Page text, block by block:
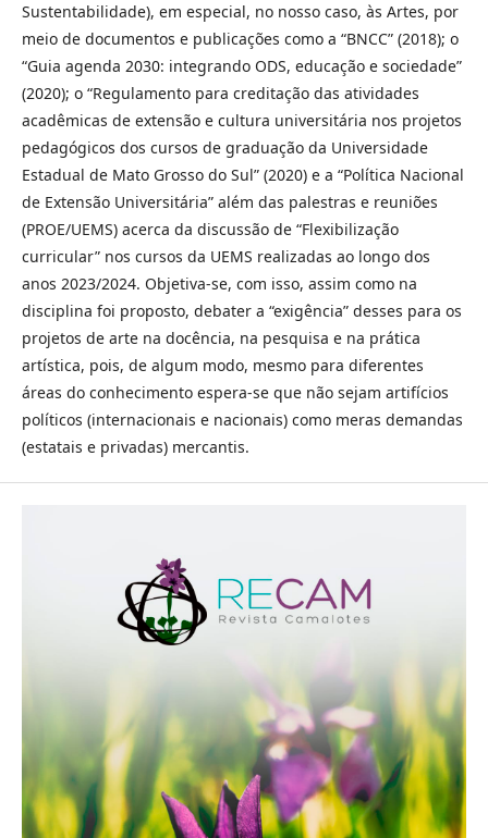
Sustentabilidade), em especial, no nosso caso, às Artes, por
meio de documentos e publicações como a “BNCC” (2018); o
“Guia agenda 2030: integrando ODS, educação e sociedade”
(2020); o “Regulamento para creditação das atividades
acadêmicas de extensão e cultura universitária nos projetos
pedagógicos dos cursos de graduação da Universidade
Estadual de Mato Grosso do Sul” (2020) e a “Política Nacional
de Extensão Universitária” além das palestras e reuniões
(PROE/UEMS) acerca da discussão de “Flexibilização
curricular” nos cursos da UEMS realizadas ao longo dos
anos 2023/2024. Objetiva-se, com isso, assim como na
disciplina foi proposto, debater a “exigência” desses para os
projetos de arte na docência, na pesquisa e na prática
artística, pois, de algum modo, mesmo para diferentes
áreas do conhecimento espera-se que não sejam artifícios
políticos (internacionais e nacionais) como meras demandas
(estatais e privadas) mercantis.